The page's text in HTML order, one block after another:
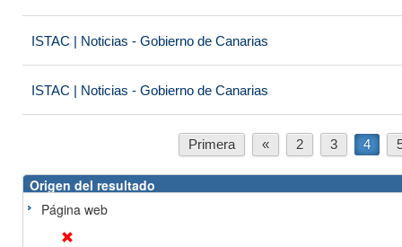
ISTAC | Noticias - Gobierno de Canarias
ISTAC | Noticias - Gobierno de Canarias
Primera « 2 3 4
Origen del resultado
Página web